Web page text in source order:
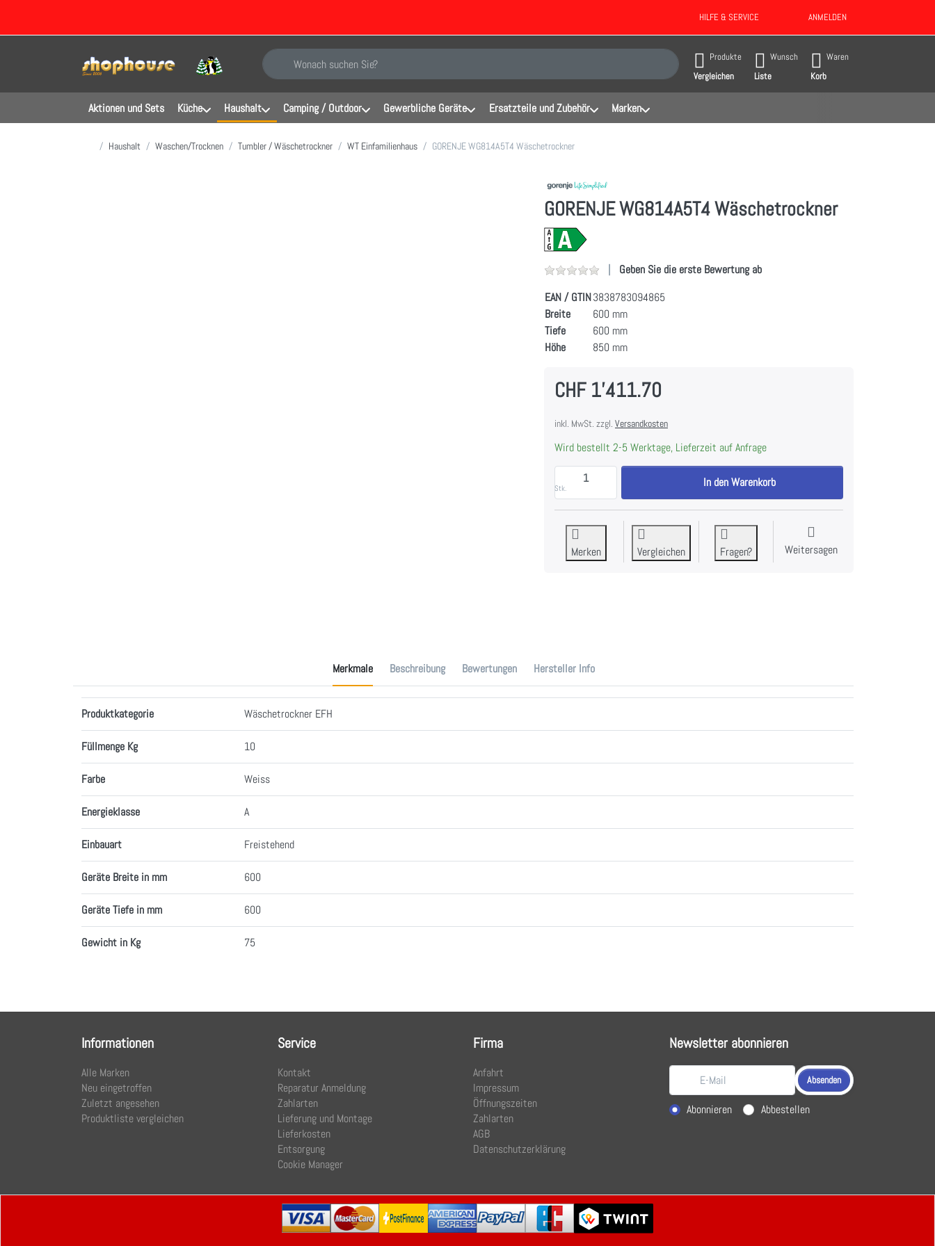
HILFE & SERVICE ANMELDEN
Geben Sie einen Suchbegriff ein. Während Sie tippen, erscheinen automatisch erste Ergebnisse. Drücken Sie die Eingabetaste, um alle Ergebnisse aufzurufen.
Produkte
Vergleichen
Wunsch
Liste
Waren
Korb
Aktionen und Sets Küche Haushalt Camping / Outdoor Gewerbliche Geräte Ersatzteile und Zubehör Marken
Startseite
Haushalt Waschen/Trocknen Tumbler / Wäschetrockner WT Einfamilienhaus GORENJE WG814A5T4 Wäschetrockner
GORENJE WG814A5T4 Wäschetrockner
Geben Sie die erste Bewertung ab
EAN / GTIN3838783094865
Breite
600 mm
Tiefe
600 mm
Höhe
850 mm
CHF 1'411.70
inkl. MwSt. zzgl. Versandkosten
Wird bestellt 2-5 Werktage, Lieferzeit auf Anfrage
Stk.
GORENJE WG814A5T4 Wäschetrockner zu CHF 1'411.70, Menge 1.
In den Warenkorb
Merken Vergleichen Fragen? Weitersagen
Merkmale Beschreibung Bewertungen Hersteller Info
Produktkategorie Wäschetrockner EFH
Füllmenge Kg 10
Farbe Weiss
Energieklasse A
Einbauart Freistehend
Geräte Breite in mm 600
Geräte Tiefe in mm 600
Gewicht in Kg 75
Informationen
Alle Marken
Neu eingetroffen
Zuletzt angesehen
Produktliste vergleichen
Service
Kontakt
Reparatur Anmeldung
Zahlarten
Lieferung und Montage
Lieferkosten
Entsorgung
Cookie Manager
Firma
Anfahrt
Impressum
Öffnungszeiten
Zahlarten
AGB
Datenschutzerklärung
Newsletter abonnieren
Absenden
Aktion wählen
Abonnieren Abbestellen